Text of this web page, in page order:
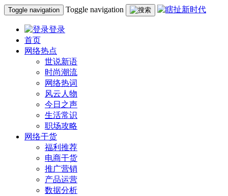
Toggle navigation Toggle navigation
登录
首页
网络热点
世说新语
时尚潮流
网络热词
风云人物
今日之声
生活常识
职场攻略
网络干货
福利推荐
电商干货
推广营销
产品运营
数据分析